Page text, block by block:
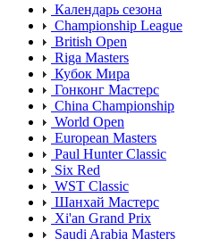
Календарь сезона
Championship League
British Open
Riga Masters
Кубок Мира
Гонконг Мастерс
China Championship
World Open
European Masters
Paul Hunter Classic
Six Red
WST Classic
Шанхай Мастерс
Xi'an Grand Prix
Saudi Arabia Masters